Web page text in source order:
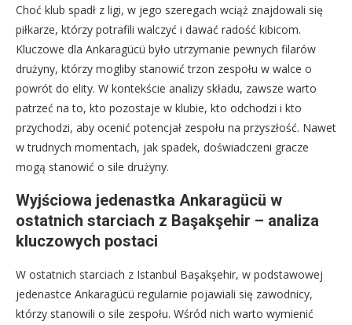
Choć klub spadł z ligi, w jego szeregach wciąż znajdowali się
piłkarze, którzy potrafili walczyć i dawać radość kibicom.
Kluczowe dla Ankaragücü było utrzymanie pewnych filarów
drużyny, którzy mogliby stanowić trzon zespołu w walce o
powrót do elity. W kontekście analizy składu, zawsze warto
patrzeć na to, kto pozostaje w klubie, kto odchodzi i kto
przychodzi, aby ocenić potencjał zespołu na przyszłość. Nawet
w trudnych momentach, jak spadek, doświadczeni gracze
mogą stanowić o sile drużyny.
Wyjściowa jedenastka Ankaragücü w
ostatnich starciach z Başakşehir – analiza
kluczowych postaci
W ostatnich starciach z Istanbul Başakşehir, w podstawowej
jedenastce Ankaragücü regularnie pojawiali się zawodnicy,
którzy stanowili o sile zespołu. Wśród nich warto wymienić